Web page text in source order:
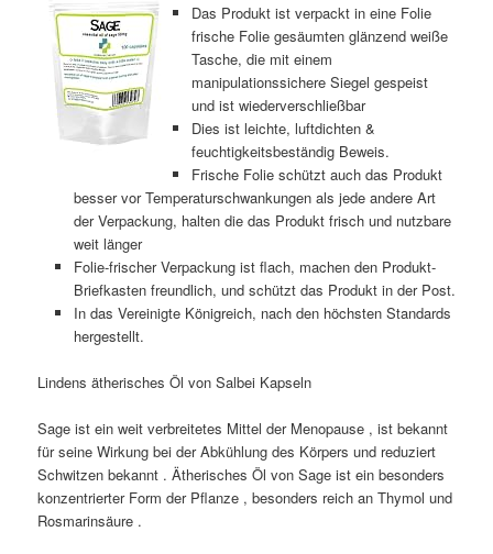
Das Produkt ist verpackt in eine Folie
frische Folie gesäumten glänzend weiße
Tasche, die mit einem
manipulationssichere Siegel gespeist
und ist wiederverschließbar
Dies ist leichte, luftdichten &
feuchtigkeitsbeständig Beweis.
Frische Folie schützt auch das Produkt
besser vor Temperaturschwankungen als jede andere Art
der Verpackung, halten die das Produkt frisch und nutzbare
weit länger
Folie-frischer Verpackung ist flach, machen den Produkt-
Briefkasten freundlich, und schützt das Produkt in der Post.
In das Vereinigte Königreich, nach den höchsten Standards
hergestellt.
Lindens ätherisches Öl von Salbei Kapseln
Sage ist ein weit verbreitetes Mittel der Menopause , ist bekannt
für seine Wirkung bei der Abkühlung des Körpers und reduziert
Schwitzen bekannt . Ätherisches Öl von Sage ist ein besonders
konzentrierter Form der Pflanze , besonders reich an Thymol und
Rosmarinsäure .